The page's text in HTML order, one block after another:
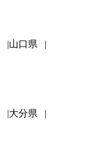
山口県
大分県